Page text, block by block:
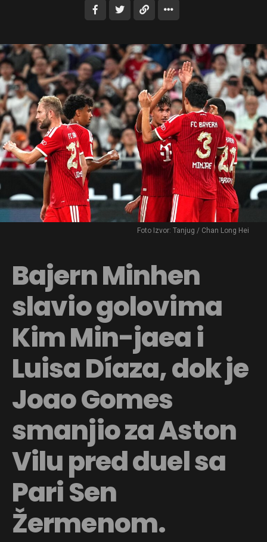
Foto Izvor: Tanjug / Chan Long Hei
Bajern Minhen
slavio golovima
Kim Min-jaea i
Luisa Díaza, dok je
Joao Gomes
smanjio za Aston
Vilu pred duel sa
Pari Sen
Žermenom.